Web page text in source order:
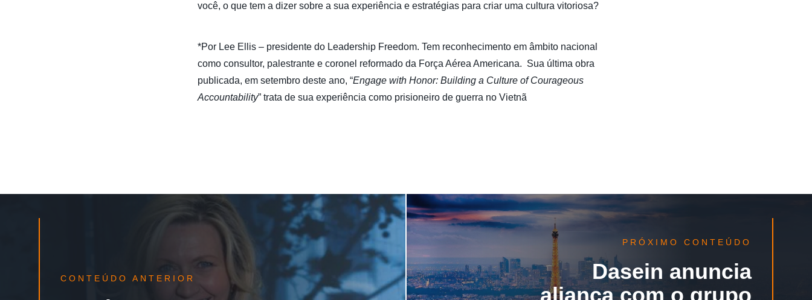
você, o que tem a dizer sobre a sua experiência e estratégias para criar uma cultura vitoriosa?
*Por Lee Ellis – presidente do Leadership Freedom. Tem reconhecimento em âmbito nacional
como consultor, palestrante e coronel reformado da Força Aérea Americana. Sua última obra
publicada, em setembro deste ano, “Engage with Honor: Building a Culture of Courageous
Accountability” trata de sua experiência como prisioneiro de guerra no Vietnã
CONTEÚDO ANTERIOR
PRÓXIMO CONTEÚDO
Dasein anuncia
aliança com o grupo